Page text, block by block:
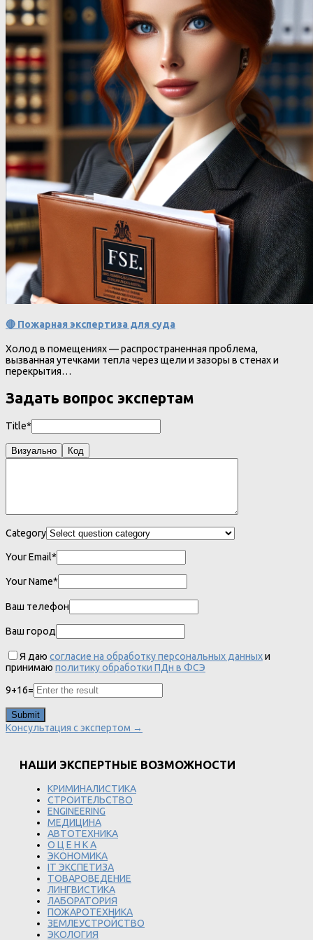
🔴 Пожарная экспертиза для суда
Холод в помещениях — распространенная проблема,
вызванная утечками тепла через щели и зазоры в стенах и
перекрытия…
Задать вопрос экспертам
Title*
Визуально Код
Category
Your Email*
Your Name*
Ваш телефон
Ваш город
Я даю согласие на обработку персональных данныхи
принимаю политику обработки ПДн в ФСЭ
9+16=
Консультация с экспертом →
НАШИ ЭКСПЕРТНЫЕ ВОЗМОЖНОСТИ
КРИМИНАЛИСТИКА
СТРОИТЕЛЬСТВО
ENGINEERING
МЕДИЦИНА
АВТОТЕХНИКА
О Ц Е Н К А
ЭКОНОМИКА
IT ЭКСПЕТИЗА
ТОВАРОВЕДЕНИЕ
ЛИНГВИСТИКА
ЛАБОРАТОРИЯ
ПОЖАРОТЕХНИКА
ЗЕМЛЕУСТРОЙСТВО
ЭКОЛОГИЯ